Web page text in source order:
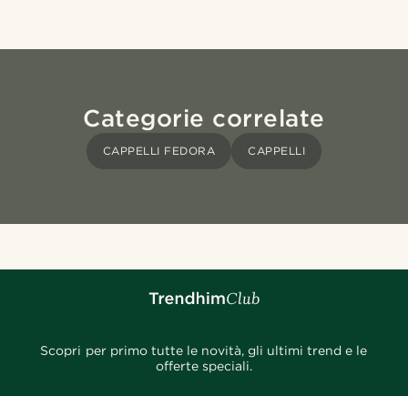
Categorie correlate
CAPPELLI FEDORA CAPPELLI
Scopri per primo tutte le novità, gli ultimi trend e le
offerte speciali.